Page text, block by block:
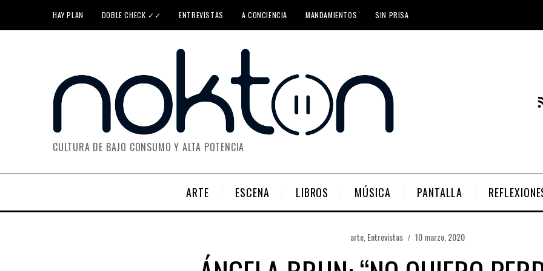
HAY PLAN DOBLE CHECK ✓✓ ENTREVISTAS A CONCIENCIA MANDAMIENTOS SIN PRISA
CULTURA DE BAJO CONSUMO Y ALTA POTENCIA
ARTE ESCENA LIBROS MÚSICA PANTALLA
arte, Entrevistas 10 marzo, 2020